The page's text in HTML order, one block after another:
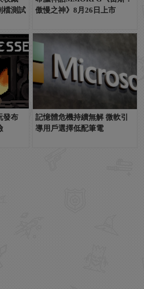
檔測試
傲慢之神》8月26日上市
發布
記憶體危機持續無解 微軟引
導用戶選擇低配筆電